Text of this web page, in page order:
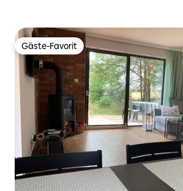
Gäste-Favorit
Gäste-Favorit